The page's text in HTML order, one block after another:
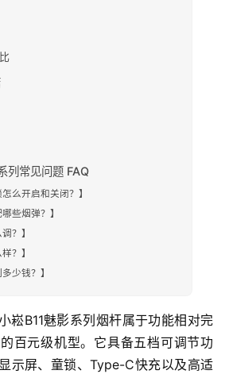
列常见问题 FAQ
么开启和关闭？】
些烟弹？】
？】
？】
少钱？】
崧B11魅影系列烟杆属于功能相对完
百元级机型。它具备五档可调节功
示屏、童锁、Type-C快充以及高适